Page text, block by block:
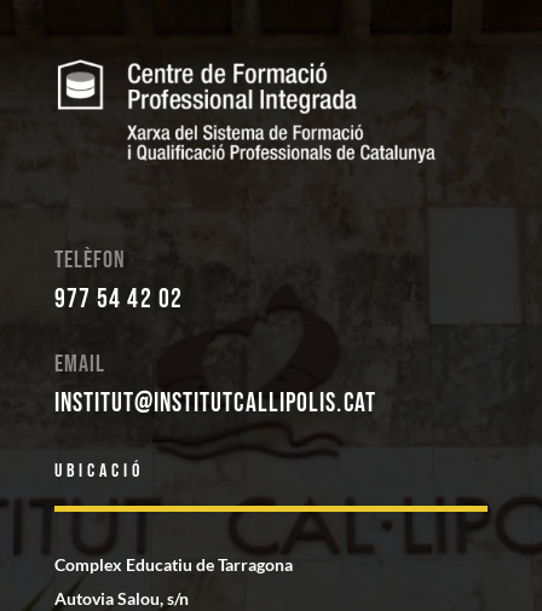
Telèfon
977 54 42 02
Email
institut@institutcallipolis.cat
Ubicació
Complex Educatiu de Tarragona
Autovia Salou, s/n